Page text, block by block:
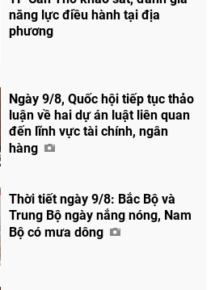
năng lực điều hành tại địa
phương
Ngày 9/8, Quốc hội tiếp tục thảo
luận về hai dự án luật liên quan
đến lĩnh vực tài chính, ngân
hàng
Thời tiết ngày 9/8: Bắc Bộ và
Trung Bộ ngày nắng nóng, Nam
Bộ có mưa dông